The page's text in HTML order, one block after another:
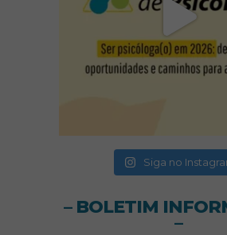
Siga no
– BOLETIM
–